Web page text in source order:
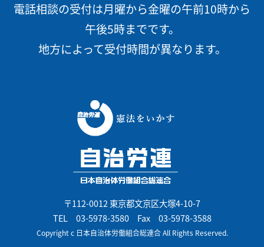
電話相談の受付は月曜から金曜の午前10時から
午後5時までです。
地方によって受付時間が異なります。
〒112-0012 東京都文京区大塚4-10-7
TEL 03-5978-3580Fax 03-5978-3588
Copyright c 日本自治体労働組合総連合 All Rights Reserved.